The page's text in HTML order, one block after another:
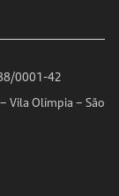
0001-42
Vila Olímpia – São